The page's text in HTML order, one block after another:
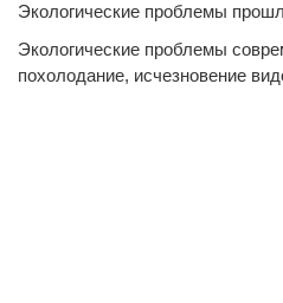
Экологические проблемы
Экологические проблемы
похолодание, исчезновение